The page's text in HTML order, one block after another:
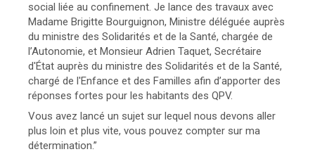
social liée au confinement. Je lance des travaux avec
Madame Brigitte Bourguignon, Ministre déléguée auprès
du ministre des Solidarités et de la Santé, chargée de
l’Autonomie, et Monsieur Adrien Taquet, Secrétaire
d'État auprès du ministre des Solidarités et de la Santé,
chargé de l'Enfance et des Familles afin d’apporter des
réponses fortes pour les habitants des QPV.
Vous avez lancé un sujet sur lequel nous devons aller
plus loin et plus vite, vous pouvez compter sur ma
détermination.”